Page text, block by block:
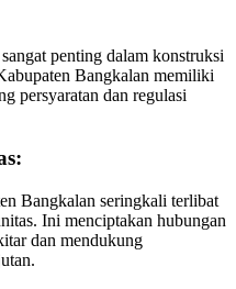
penting dalam konstruksi
Bangkalan memiliki
persyaratan dan regulasi
Bangkalan seringkali terlibat
Ini menciptakan hubungan
dan mendukung